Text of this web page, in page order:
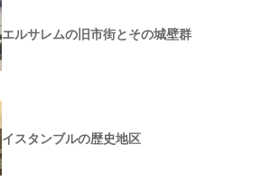
エルサレムの旧市街とその城壁群
イスタンブルの歴史地区